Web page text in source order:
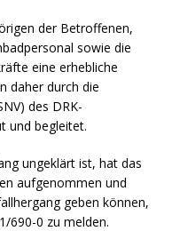
der Betroffenen,
sowie die
eine erhebliche
daher durch die
des DRK-
und begleitet.
ungeklärt ist, hat das
aufgenommen und
geben können,
690-0 zu melden.